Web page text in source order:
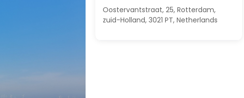
Oostervantstraat, 25, Rotterdam,
zuid-Holland, 3021 PT, Netherlands